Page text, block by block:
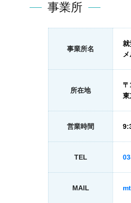
事業所
事業所名
就
所在地
〒
東
営業時間
TEL
MAIL